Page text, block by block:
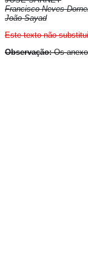
Francisco Neves
João Sayad
Este texto não
Observação:Os